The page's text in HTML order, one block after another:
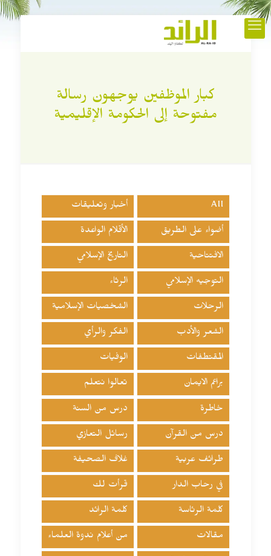
كبار الموظفين يوجهون رسالة
مفتوحة إلى الحكومة الإقليمية
All أخبار وتعليقات
أضواء على الطريق الأقلام الواعدة
الافتتاحية التاريخ الإسلامي
التوجيه الإسلامي الرثاء
الرحلات الشخصيات الإسلامية
الشعر والأدب الفكر والرأي
المقتطفات الوفيات
براعم الايمان تعالوا نتعلم
خاطرة درس من السنة
درس من القرآن رسائل التعازي
طرائف عربية غلاف الصحيفة
في رحاب الدار قرأت لك
كلمة الرئاسة كلمة الرائد
مقالات من أعلام ندوة العلماء